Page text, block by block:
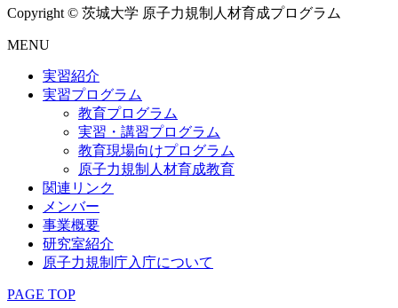
Copyright © 茨城大学 原子力規制人材育成プログラム
MENU
実習紹介
実習プログラム
教育プログラム
実習・講習プログラム
教育現場向けプログラム
原子力規制人材育成教育
関連リンク
メンバー
事業概要
研究室紹介
原子力規制庁入庁について
PAGE TOP